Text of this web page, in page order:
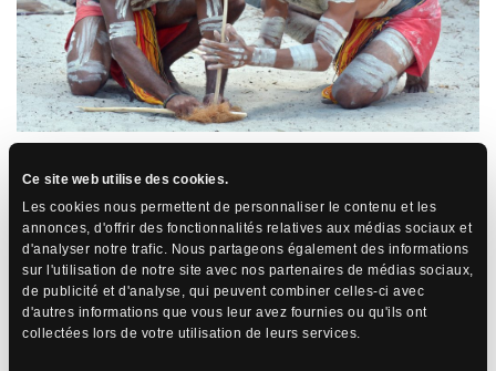
Ce site web utilise des cookies.
Les cookies nous permettent de personnaliser le contenu et les
annonces, d'offrir des fonctionnalités relatives aux médias sociaux et
d'analyser notre trafic. Nous partageons également des informations
sur l'utilisation de notre site avec nos partenaires de médias sociaux,
de publicité et d'analyse, qui peuvent combiner celles-ci avec
d'autres informations que vous leur avez fournies ou qu'ils ont
collectées lors de votre utilisation de leurs services.
6. Conclusion : Des cultures riches et
diversifiées
Les Aborigènes d’Australie et les Maoris de Nouvelle-Zélande sont
deux peuples autochtones incroyablement riches en histoire,
culture et traditions. Bien qu’ils partagent une connexion profonde
avec la terre et la nature, leurs origines, leurs croyances
spirituelles et leurs modes de vie sont distincts. Comprendre ces